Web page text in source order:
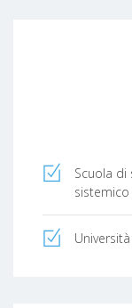
Scuola di